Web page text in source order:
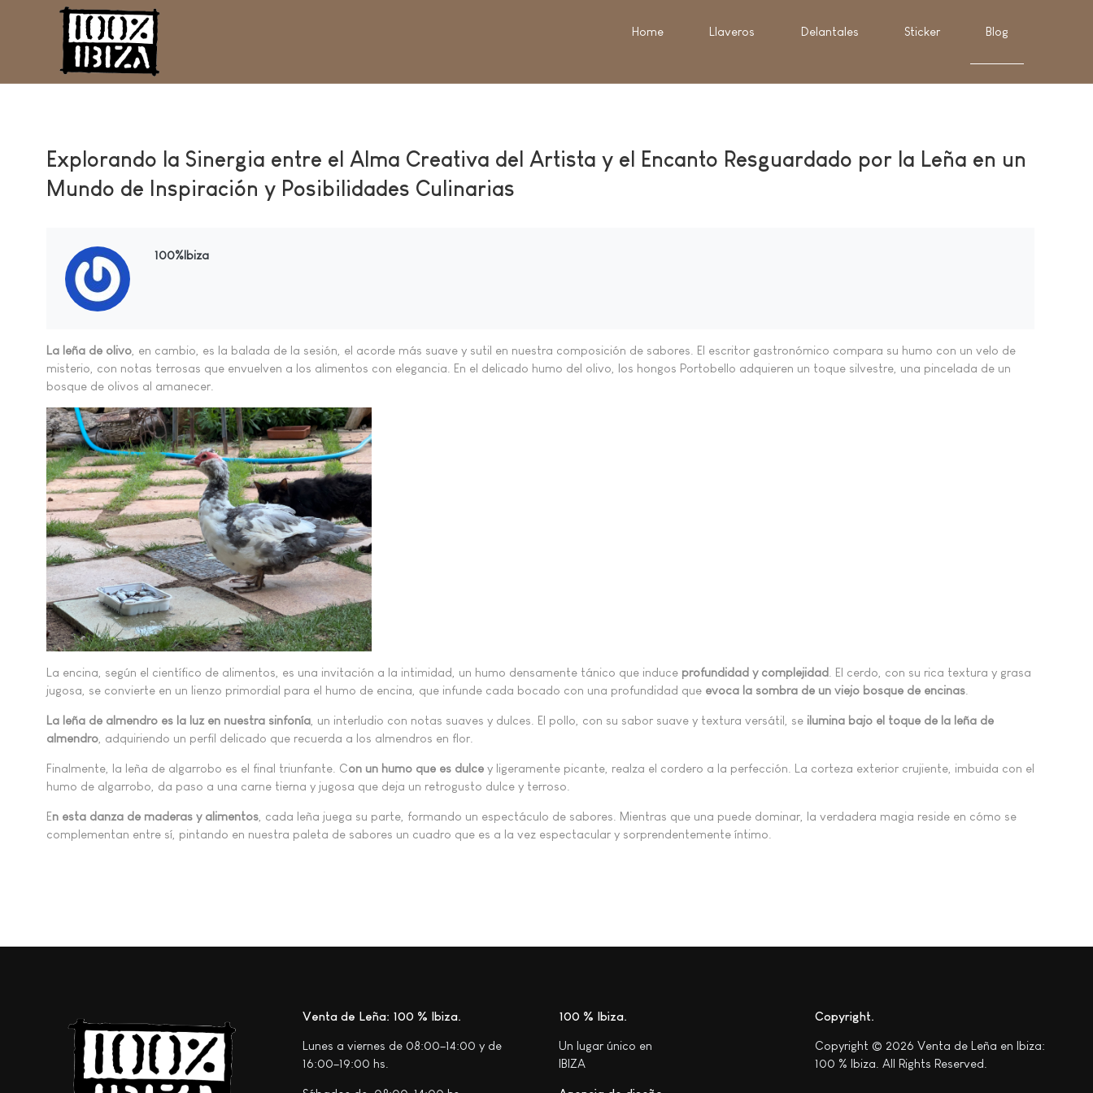
Home Llaveros Delantales Sticker Blog
Explorando la Sinergia entre el Alma Creativa del Artista y el Encanto Resguardado por la Leña en un
Mundo de Inspiración y Posibilidades Culinarias
100%Ibiza
La leña de olivo , en cambio, es la balada de la sesión, el acorde más suave y sutil en nuestra composición de sabores. El escritor gastronómico compara su humo con un velo de
misterio, con notas terrosas que envuelven a los alimentos con elegancia. En el delicado humo del olivo, los hongos Portobello adquieren un toque silvestre, una pincelada de un
bosque de olivos al amanecer.
La encina, según el científico de alimentos, es una invitación a la intimidad, un humo densamente tánico que induce profundidad y complejidad . El cerdo, con su rica textura y grasa
jugosa, se convierte en un lienzo primordial para el humo de encina, que infunde cada bocado con una profundidad que evoca la sombra de un viejo bosque de encinas
La leña de almendro es la luz en nuestra sinfonía , un interludio con notas suaves y dulces. El pollo, con su sabor suave y textura versátil, se ilumina bajo el toque de la leña de
almendro , adquiriendo un perfil delicado que recuerda a los almendros en flor.
Finalmente, la leña de algarrobo es el final triunfante. Con un humo que es dulce y ligeramente picante, realza el cordero a la perfección. La corteza exterior crujiente, imbuida con el
humo de algarrobo, da paso a una carne tierna y jugosa que deja un retrogusto dulce y terroso.
En esta danza de maderas y alimentos , cada leña juega su parte, formando un espectáculo de sabores. Mientras que una puede dominar, la verdadera magia reside en cómo se
complementan entre sí, pintando en nuestra paleta de sabores un cuadro que es a la vez espectacular y sorprendentemente íntimo.
Venta de Leña: 100 % Ibiza
Lunes a viernes de 08:00–14:00 y de
16:00–19:00 hs.
100 % Ibiza
Un lugar único en
IBIZA
Copyright
Copyright © 2026 Venta de Leña en Ibiza:
100 % Ibiza. All Rights Reserved.